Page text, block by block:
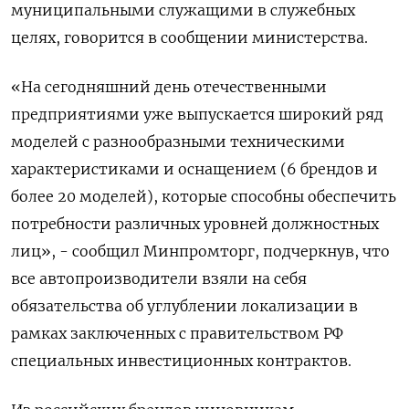
муниципальными служащими в служебных
целях, говорится в сообщении министерства.
«На сегодняшний день отечественными
предприятиями уже выпускается широкий ряд
моделей с разнообразными техническими
характеристиками и оснащением (6 брендов и
более 20 моделей), которые способны обеспечить
потребности различных уровней должностных
лиц», - сообщил Минпромторг, подчеркнув, что
все автопроизводители взяли на себя
обязательства об углублении локализации в
рамках заключенных с правительством РФ
специальных инвестиционных контрактов.